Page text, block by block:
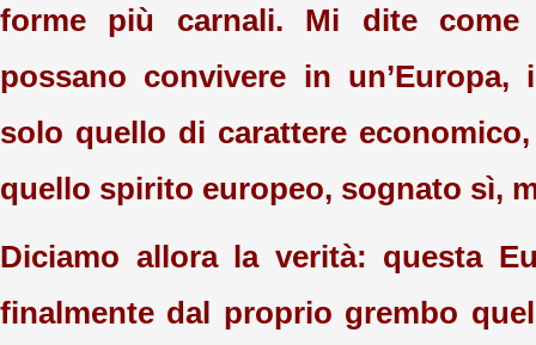
forme più carnali. Mi dite come
possano convivere in
solo quello di carattere
quello spirito europeo, sognato sì,
Diciamo allora la verità: questa
finalmente dal proprio grembo